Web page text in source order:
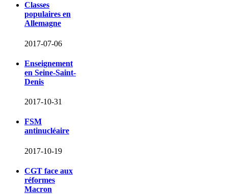
Classes
populaires en
Allemagne
2017-07-06
Enseignement
en Seine-Saint-
Denis
2017-10-31
FSM
antinucléaire
2017-10-19
CGT face aux
réformes
Macron